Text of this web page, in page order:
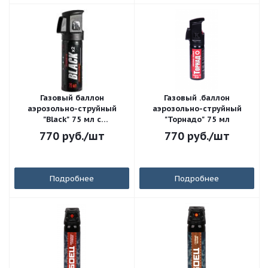
Газовый баллон
аэрозольно-струйный
"Black" 75 мл с
дополнительной защитой
770руб./шт
Подробнее
Газовый .баллон
аэрозольно-струйный
"Торнадо" 75 мл
770руб./шт
Подробнее